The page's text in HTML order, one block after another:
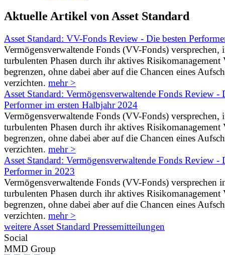
Aktuelle Artikel von Asset Standard
Asset Standard: VV-Fonds Review - Die besten
Vermögensverwaltende Fonds (VV-Fonds) versprechen,
turbulenten Phasen durch ihr aktives Risikomanagement
begrenzen, ohne dabei aber auf die Chancen eines
verzichten. mehr >
Asset Standard: Vermögensverwaltende Fonds Review -
Performer im ersten Halbjahr 2024
Vermögensverwaltende Fonds (VV-Fonds) versprechen,
turbulenten Phasen durch ihr aktives Risikomanagement
begrenzen, ohne dabei aber auf die Chancen eines
verzichten. mehr >
Asset Standard: Vermögensverwaltende Fonds Review -
Performer in 2023
Vermögensverwaltende Fonds (VV-Fonds) versprechen
turbulenten Phasen durch ihr aktives Risikomanagement
begrenzen, ohne dabei aber auf die Chancen eines
verzichten. mehr >
weitere Asset Standard Pressemitteilungen
Social
MMD Group